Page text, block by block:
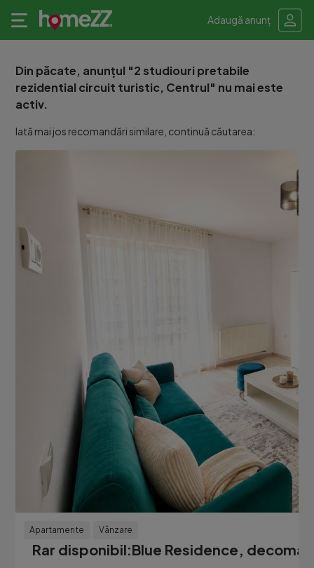
Adaugă anunț
Din păcate, anunțul "2 studiouri pretabile
rezidential circuit turistic, Centrul" nu mai este
activ.
Iată mai jos recomandări similare, continuă căutarea:
Apartamente Vânzare
Rar disponibil:Blue Residence,